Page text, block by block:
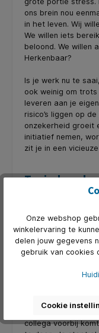
ons brein nou
in het leven. Wij
We willen iets
beloond. We willen
Herkenbaar?
Is je werk nu te
ook weinig om
leveren aan je
risico’s liggen op
onzekerheid groeit
initiatief nemen,
zit je in een
Typisch
hiermee om te gaan.
• Uitstelgedrag is
taken die je niet
nogal wat) zo lang
werk laat liggen,
druk heen en weer
een
collega voorbij
Onze webshop
winkelervaring te
delen jouw gegevens
gebruik van cookies
Cookie